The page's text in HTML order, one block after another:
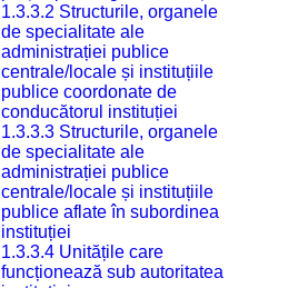
1.3.3.2 Structurile, organele
de specialitate ale
administrației publice
centrale/locale și instituțiile
publice coordonate de
conducătorul instituției
1.3.3.3 Structurile, organele
de specialitate ale
administrației publice
centrale/locale și instituțiile
publice aflate în subordinea
instituției
1.3.3.4 Unitățile care
funcționează sub autoritatea